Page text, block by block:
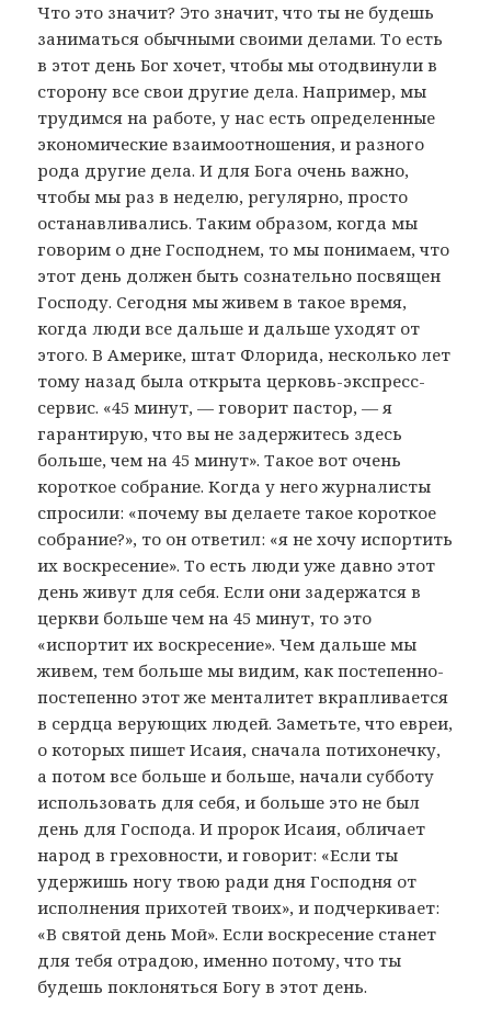
Что это значит? Это значит, что ты не будешь
заниматься обычными своими делами. То есть
в этот день Бог хочет, чтобы мы отодвинули в
сторону все свои другие дела. Например, мы
трудимся на работе, у нас есть определенные
экономические взаимоотношения, и разного
рода другие дела. И для Бога очень важно,
чтобы мы раз в неделю, регулярно, просто
останавливались. Таким образом, когда мы
говорим о дне Господнем, то мы понимаем, что
этот день должен быть сознательно посвящен
Господу. Сегодня мы живем в такое время,
когда люди все дальше и дальше уходят от
этого. В Америке, штат Флорида, несколько лет
тому назад была открыта церковь-экспресс-
сервис. «45 минут, — говорит пастор, — я
гарантирую, что вы не задержитесь здесь
больше, чем на 45 минут». Такое вот очень
короткое собрание. Когда у него журналисты
спросили: «почему вы делаете такое короткое
собрание?», то он ответил: «я не хочу испортить
их воскресение». То есть люди уже давно этот
день живут для себя. Если они задержатся в
церкви больше чем на 45 минут, то это
«испортит их воскресение». Чем дальше мы
живем, тем больше мы видим, как постепенно-
постепенно этот же менталитет вкрапливается
в сердца верующих людей. Заметьте, что евреи,
о которых пишет Исаия, сначала потихонечку,
а потом все больше и больше, начали субботу
использовать для себя, и больше это не был
день для Господа. И пророк Исаия, обличает
народ в греховности, и говорит: «Если ты
удержишь ногу твою ради дня Господня от
исполнения прихотей твоих», и подчеркивает:
«В святой день Мой». Если воскресение станет
для тебя отрадою, именно потому, что ты
будешь поклоняться Богу в этот день.